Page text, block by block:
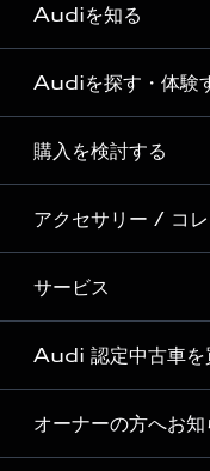
Audiを知る
Audi ブランド
Story of Progress
Audi Sport
Formula 1®
デジタルサービス
Audiを探す・体験
ディーラー検索
新車在庫検索
試乗車・展示車検索
見積もり依頼
試乗予約
購入を検討する
モデル一覧
特別仕様モデル / 限定
e-tronラインアップ
価格シミュレーション
車両比較
アクセサリー / コ
純正アクセサリー
オンラインショップ
Audi collection
アウディナビアプリ
サービス
サービス入庫予約
サービスプログラム
メンテナンス
Audi 認定中古車を
Audi認定中古車
オーナーの方へお知